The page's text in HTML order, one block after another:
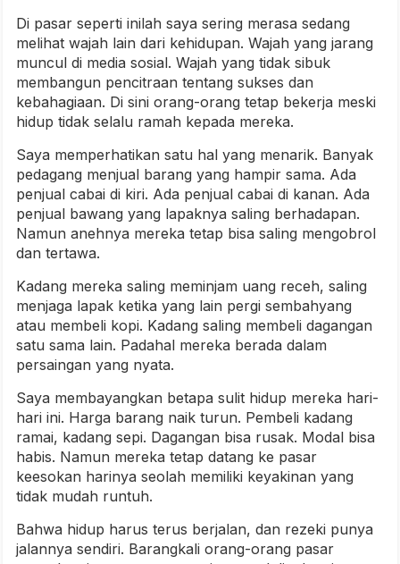
Di pasar seperti inilah saya sering merasa sedang
melihat wajah lain dari kehidupan. Wajah yang jarang
muncul di media sosial. Wajah yang tidak sibuk
membangun pencitraan tentang sukses dan
kebahagiaan. Di sini orang-orang tetap bekerja meski
hidup tidak selalu ramah kepada mereka.
Saya memperhatikan satu hal yang menarik. Banyak
pedagang menjual barang yang hampir sama. Ada
penjual cabai di kiri. Ada penjual cabai di kanan. Ada
penjual bawang yang lapaknya saling berhadapan.
Namun anehnya mereka tetap bisa saling mengobrol
dan tertawa.
Kadang mereka saling meminjam uang receh, saling
menjaga lapak ketika yang lain pergi sembahyang
atau membeli kopi. Kadang saling membeli dagangan
satu sama lain. Padahal mereka berada dalam
persaingan yang nyata.
Saya membayangkan betapa sulit hidup mereka hari-
hari ini. Harga barang naik turun. Pembeli kadang
ramai, kadang sepi. Dagangan bisa rusak. Modal bisa
habis. Namun mereka tetap datang ke pasar
keesokan harinya seolah memiliki keyakinan yang
tidak mudah runtuh.
Bahwa hidup harus terus berjalan, dan rezeki punya
jalannya sendiri. Barangkali orang-orang pasar